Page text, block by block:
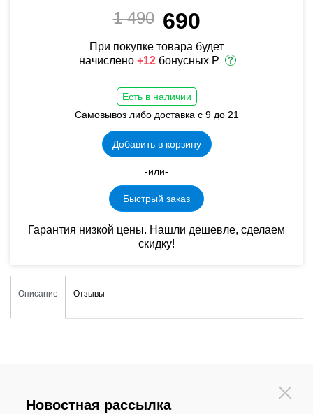
1 490 690
При покупке товара будет
начислено +12бонусных Р
Есть в наличии
Самовывоз либо доставка с 9 до 21
Добавить в корзину
-или-
Быстрый заказ
Гарантия низкой цены. Нашли дешевле, сделаем
скидку!
Описание Отзывы
Новостная рассылка